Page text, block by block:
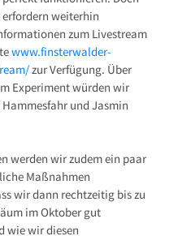
weiterhin
zum Livestream
www.finsterwalder-
zur Verfügung. Über
Experiment würden wir
und Jasmin
werden wir zudem ein paar
Maßnahmen
wir dann rechtzeitig bis zu
im Oktober gut
wie wir diesen